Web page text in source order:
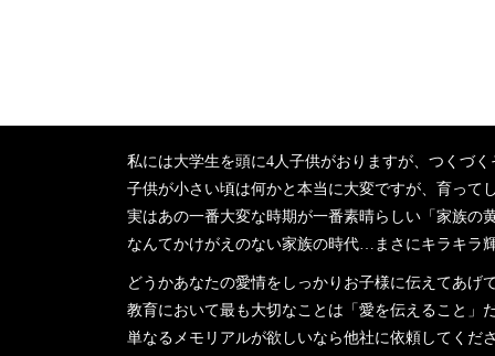
私には大学生を頭に4人子供がおりますが、つくづ
子供が小さい頃は何かと本当に大変ですが、育って
実はあの一番大変な時期が一番素晴らしい「家族の
なんてかけがえのない家族の時代…まさにキラキラ
どうかあなたの愛情をしっかりお子様に伝えてあげ
教育において最も大切なことは「愛を伝えること」
単なるメモリアルが欲しいなら他社に依頼してくだ